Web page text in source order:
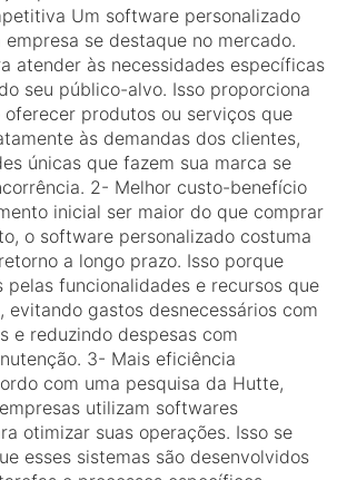
Um software personalizado
se destaque no mercado.
atender às necessidades específicas
seu público-alvo. Isso proporciona
produtos ou serviços que
às demandas dos clientes,
únicas que fazem sua marca se
2- Melhor custo-benefício
inicial ser maior do que comprar
o software personalizado costuma
a longo prazo. Isso porque
pelas funcionalidades e recursos que
evitando gastos desnecessários com
e reduzindo despesas com
3- Mais eficiência
com uma pesquisa da Hutte,
utilizam softwares
otimizar suas operações. Isso se
esses sistemas são desenvolvidos